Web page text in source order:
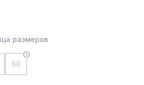
размеров
60